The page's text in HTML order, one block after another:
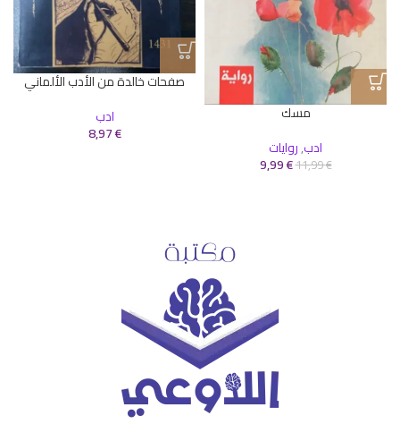
مسك
ادب,روايات
11,99€
9,99€
صفحات خالدة من الأدب الألماني
ادب
8,97€